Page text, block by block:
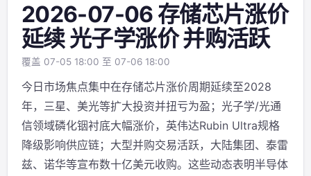
2026-07-06 存储芯片涨价
延续 光子学涨价 并购活跃
覆盖 07-05 18:00 至 07-06 18:00
今日市场焦点集中在存储芯片涨价周期延续至2028
年，三星、美光等扩大投资并扭亏为盈；光子学/光通
信领域磷化铟衬底大幅涨价，英伟达Rubin Ultra规格
降级影响供应链；大型并购交易活跃，大陆集团、泰雷
兹、诺华等宣布数十亿美元收购。这些动态表明半导体